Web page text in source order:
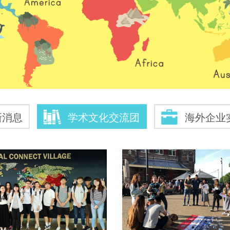
息 学术文化交流团 海外企业